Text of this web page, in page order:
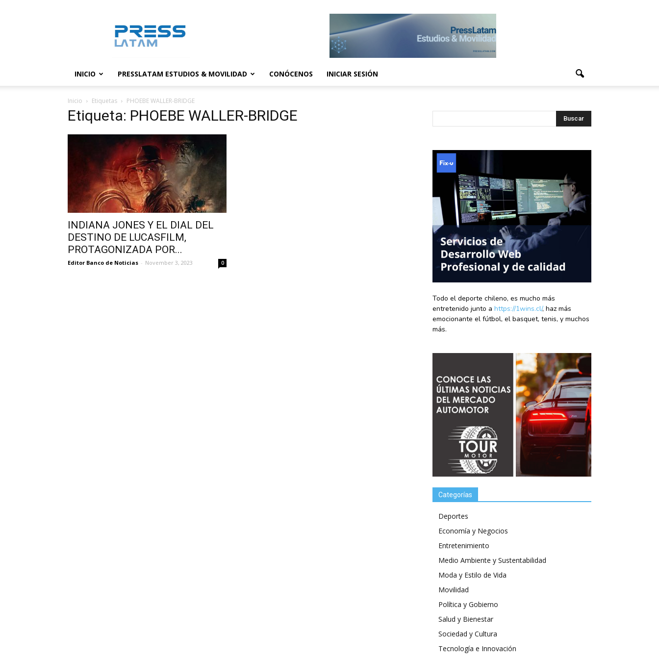
noticias
INICIO PRESSLATAM ESTUDIOS & MOVILIDAD CONÓCENOS INICIAR SESIÓN
Inicio Etiquetas PHOEBE WALLER-BRIDGE
Etiqueta: PHOEBE WALLER-BRIDGE
INDIANA JONES Y EL DIAL DEL
DESTINO DE LUCASFILM,
PROTAGONIZADA POR...
Editor Banco de Noticias - November 3, 2023 0
Todo el deporte chileno, es mucho más
entretenido junto a https://1wins.cl/, haz más
emocionante el fútbol, el basquet, tenis, y muchos
más.
Categorías
Deportes
Economía y Negocios
Entretenimiento
Medio Ambiente y Sustentabilidad
Moda y Estilo de Vida
Movilidad
Política y Gobierno
Salud y Bienestar
Sociedad y Cultura
Tecnología e Innovación